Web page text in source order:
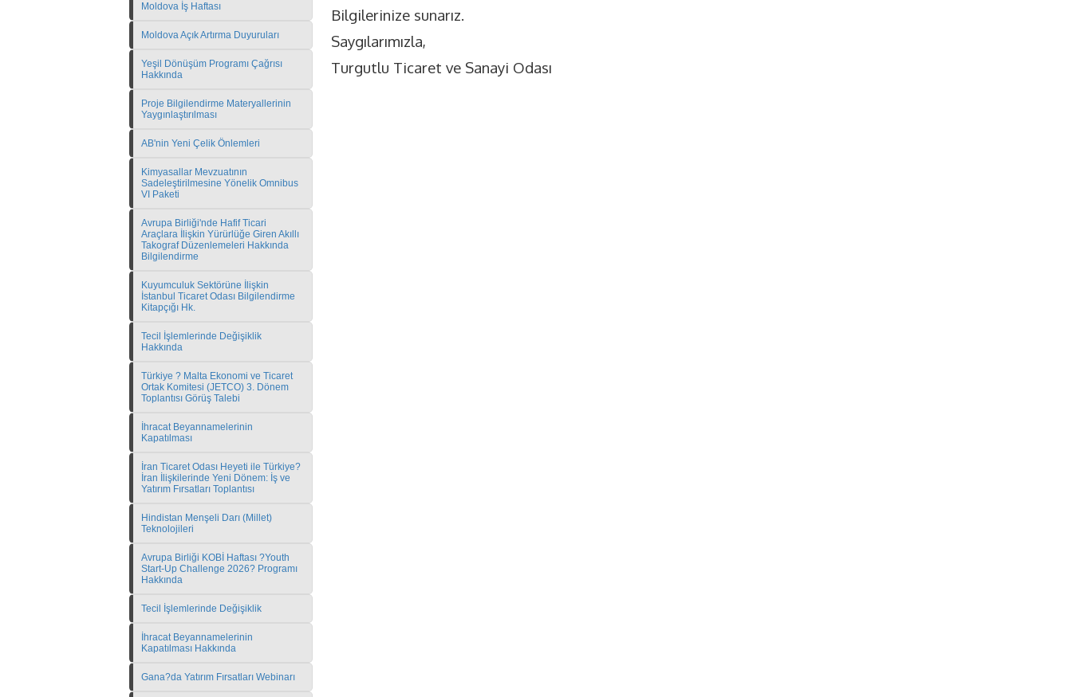
Moldova İş Haftası
Moldova Açık Artırma Duyuruları
Yeşil Dönüşüm Programı Çağrısı
Hakkında
Proje Bilgilendirme Materyallerinin
Yaygınlaştırılması
AB'nin Yeni Çelik Önlemleri
Kimyasallar Mevzuatının
Sadeleştirilmesine Yönelik Omnibus
VI Paketi
Avrupa Birliği'nde Hafif Ticari
Araçlara İlişkin Yürürlüğe Giren Akıllı
Takograf Düzenlemeleri Hakkında
Bilgilendirme
Kuyumculuk Sektörüne İlişkin
İstanbul Ticaret Odası Bilgilendirme
Kitapçığı Hk.
Tecil İşlemlerinde Değişiklik
Hakkında
Türkiye ? Malta Ekonomi ve Ticaret
Ortak Komitesi (JETCO) 3. Dönem
Toplantısı Görüş Talebi
İhracat Beyannamelerinin
Kapatılması
İran Ticaret Odası Heyeti ile Türkiye?
İran İlişkilerinde Yeni Dönem: İş ve
Yatırım Fırsatları Toplantısı
Hindistan Menşeli Darı (Millet)
Teknolojileri
Avrupa Birliği KOBİ Haftası ?Youth
Start-Up Challenge 2026? Programı
Hakkında
Tecil İşlemlerinde Değişiklik
İhracat Beyannamelerinin
Kapatılması Hakkında
Gana?da Yatırım Fırsatları Webinarı
Bilgilerinize sunarız.
Saygılarımızla,
Turgutlu Ticaret ve Sanayi Odası